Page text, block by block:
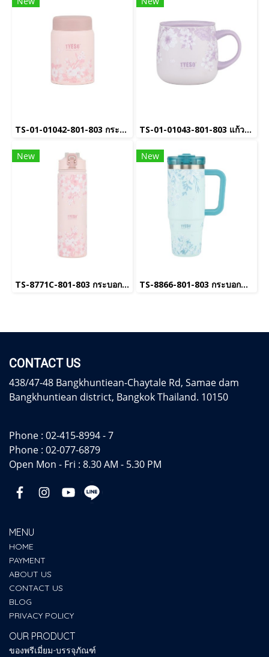
TS-01-01042-801-803 กระบอกน้ำเก็บอุณหภูมิ TS-01-01043-801-803 แก้วกาแฟเซรามิค
New
TS-8771C-801-803 กระบอกน้ำเก็บอุณหภูมิ
New
TS-8866-801-803 กระบอกน้ำเก็บอุณหภูมิ
CONTACT US
438/47-48 Bangkhuntiean-Chaytale Rd, Samae dam
Bangkhuntiean district, Bangkok Thailand. 10150
Phone : 02-415-8994 - 7
Phone : 02-077-6879
Open Mon - Fri : 8.30 AM - 5.30 PM
MENU
HOME
PAYMENT
ABOUT US
CONTACT US
BLOG
PRIVACY POLICY
OUR PRODUCT
ของพรีเมี่ยม-บรรจุภัณฑ์